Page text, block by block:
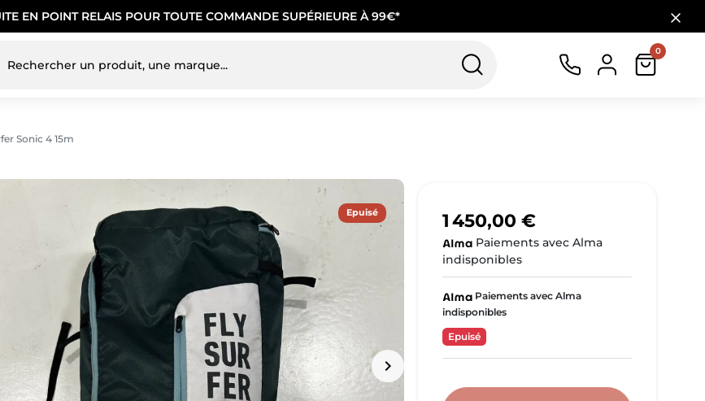
EN POINT RELAIS POUR TOUTE COMMANDE SUPÉRIEURE À 99€*
0
Sonic 4 15m
Epuisé
Suivant
keyboard_arrow_right
1 450,00 €
Paiements avec Alma
indisponibles
Paiements avec Alma
indisponibles
Epuisé